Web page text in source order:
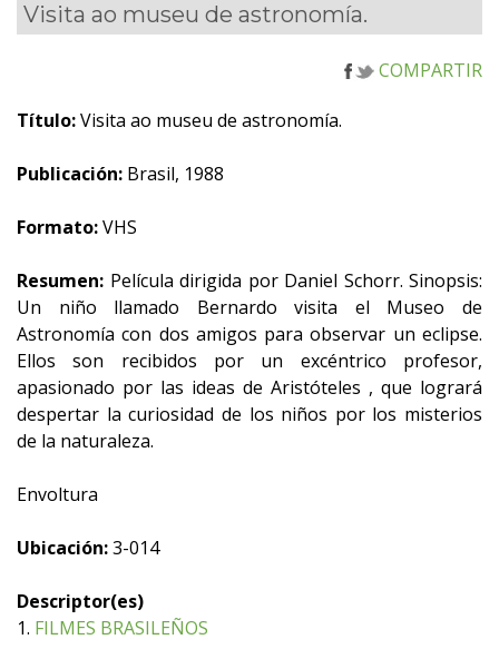
Visita ao museu de astronomía.
COMPARTIR
Título:Visita ao museu de astronomía.
Publicación: Brasil, 1988
Formato:VHS
Resumen: Película dirigida por Daniel Schorr. Sinopsis:
Un niño llamado Bernardo visita el Museo de
Astronomía con dos amigos para observar un eclipse.
Ellos son recibidos por un excéntrico profesor,
apasionado por las ideas de Aristóteles , que logrará
despertar la curiosidad de los niños por los misterios
de la naturaleza.
Envoltura
Ubicación:3-014
Descriptor(es)
1. FILMES BRASILEÑOS